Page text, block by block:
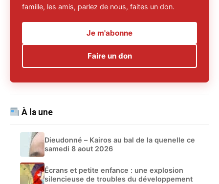
famille, les amis, parlez de nous, faites un don.
Je m'abonne
Faire un don
À la une
Dieudonné – Kairos au bal de la quenelle ce
samedi 8 aout 2026
Écrans et petite enfance : une explosion
silencieuse de troubles du développement